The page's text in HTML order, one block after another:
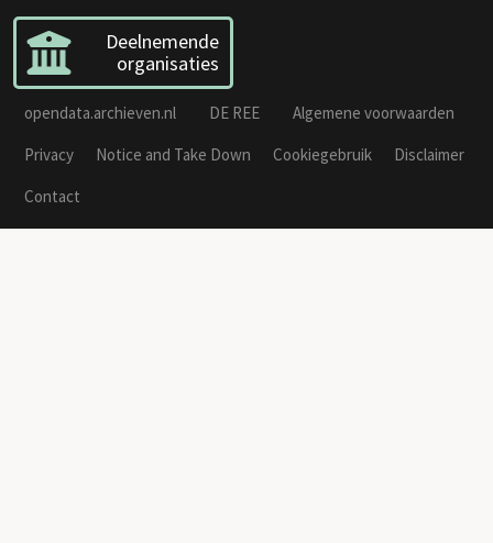
Deelnemende
organisaties
opendata.archieven.nl DE REE
Algemene voorwaarden
Privacy
Notice and Take Down Cookiegebruik
Disclaimer
Contact